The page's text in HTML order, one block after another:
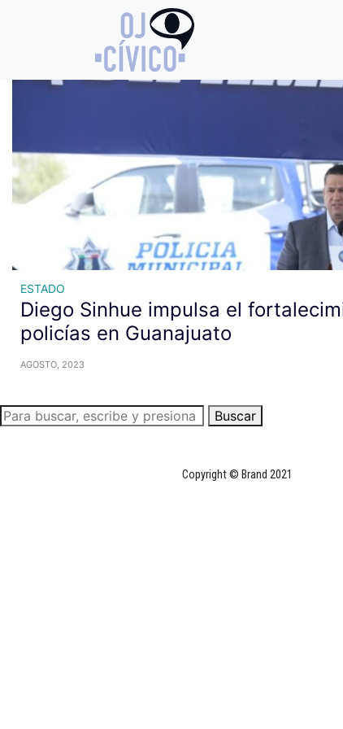
Archivo de etiquetas:
ESTADO
Diego Sinhue impulsa el
policías en Guanajuato
AGOSTO, 2023
Buscar
Copyright © Brand 2021